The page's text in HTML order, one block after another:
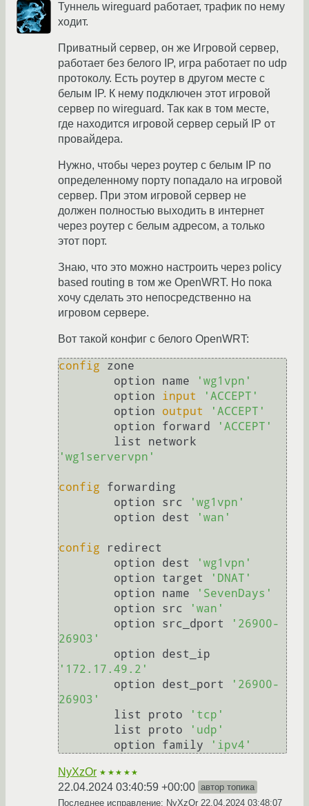
Туннель wireguard работает, трафик по нему
ходит.
Приватный сервер, он же Игровой сервер,
работает без белого IP, игра работает по udp
протоколу. Есть роутер в другом месте с
белым IP. К нему подключен этот игровой
сервер по wireguard. Так как в том месте,
где находится игровой сервер серый IP от
провайдера.
Нужно, чтобы через роутер с белым IP по
определенному порту попадало на игровой
сервер. При этом игровой сервер не
должен полностью выходить в интернет
через роутер с белым адресом, а только
этот порт.
Знаю, что это можно настроить через policy
based routing в том же OpenWRT. Но пока
хочу сделать это непосредственно на
игровом сервере.
Вот такой конфиг с белого OpenWRT:
config zone
        option name
'wg1vpn'
        option
input
'ACCEPT'
        option
output
'ACCEPT'
        option forward
'ACCEPT'
'wg1servervpn'
config forwarding
        option src
'wg1vpn'
        option dest
'wan'
config redirect
        option dest
'wg1vpn'
        option target
'DNAT'
        option name
'SevenDays'
        option src
'wan'
        option src_dport
'26900-
26903'
'172.17.49.2'
        option dest_port
'26900-
26903'
        list proto
'tcp'
        list proto
'udp'
        option family
'ipv4'
NyXzOr ★★★★★
22.04.2024 03:40:59 +00:00 автор топика
Последнее исправление: NyXzOr 22.04.2024 03:48:07